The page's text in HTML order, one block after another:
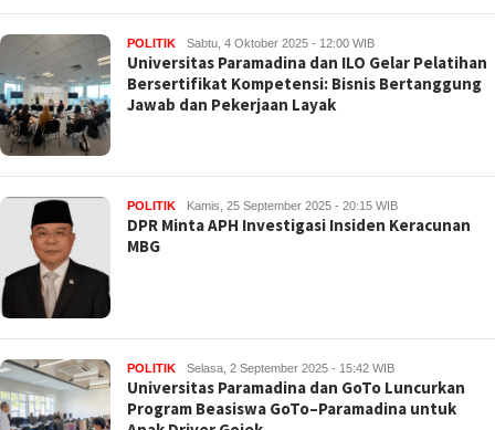
POLITIK Sabtu, 4 Oktober 2025 - 12:00 WIB
Universitas Paramadina dan ILO Gelar Pelatihan
Bersertifikat Kompetensi: Bisnis Bertanggung
Jawab dan Pekerjaan Layak
POLITIK Kamis, 25 September 2025 - 20:15 WIB
DPR Minta APH Investigasi Insiden Keracunan
MBG
POLITIK Selasa, 2 September 2025 - 15:42 WIB
Universitas Paramadina dan GoTo Luncurkan
Program Beasiswa GoTo–Paramadina untuk